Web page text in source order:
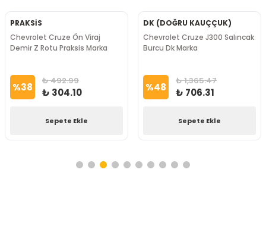
PRAKSİS
Chevrolet Cruze Ön Viraj
Demir Z Rotu Praksis Marka
%38 ₺ 492.99
₺ 304.10
Sepete Ekle
DK (DOĞRU KAUÇÇUK)
Chevrolet Cruze J300 Salıncak
Burcu Dk Marka
%48 ₺ 1,365.47
₺ 706.31
Sepete Ekle